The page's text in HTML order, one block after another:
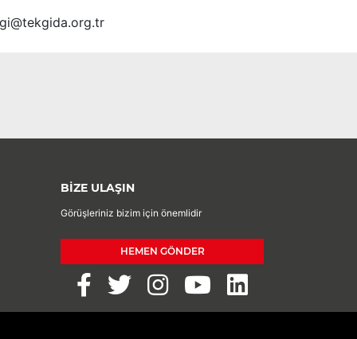
BİZE ULAŞIN
Görüşleriniz bizim için önemlidir
HEMEN GÖNDER